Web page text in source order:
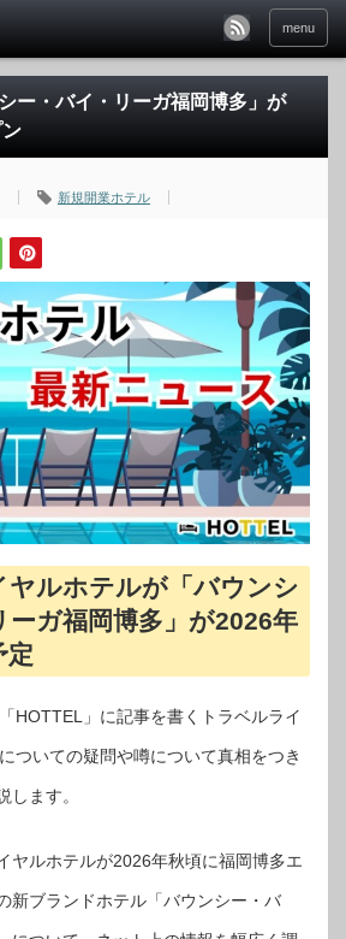
menu
ー・バイ・リーガ福岡博多」が
新規開業ホテル
ヤルホテルが「バウンシ
ーガ福岡博多」が2026年
定
HOTTEL」に記事を書くトラベルライ
ついての疑問や噂について真相をつき
します。
ヤルホテルが2026年秋頃に福岡博多エ
新ブランドホテル「バウンシー・バ